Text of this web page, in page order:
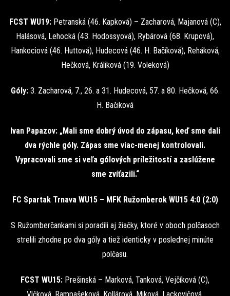
FCST WU19: Petranská (46. Kapková) – Zacharová, Majanová (C),
Halásová, Lehocká (43. Hodossyová), Rybárová (68. Krupová),
Hankociová (46. Huttová), Hudecová (46. H. Bačíková), Reháková,
Hečková, Králiková (19. Voleková)
Góly: 3. Zacharová, 7., 26. a 31. Hudecová, 57. a 80. Hečková, 66.
H. Bačiková
Ivan Papazov: „Mali sme dobrý úvod do zápasu, keď sme dali
dva rýchle góly. Zápas sme viac-menej kontrolovali.
Vypracovali sme si veľa gólových príležitostí a zaslúžene
sme zvíťazili.“
FC Spartak Trnava WU15 – MFK Ružomberok WU15 4:0 (2:0)
S Ružomberčankami si poradili aj žiačky, ktoré v oboch polčasoch
strelili zhodne po dva góly a tiež identicky v poslednej minúte
polčasu.
FCST WU15: Prešinská – Marková, Tanková, Vejčíková (C),